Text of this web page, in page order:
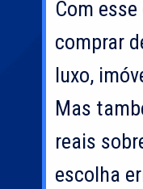
Com
comprar
luxo,
Mas
reais
escolha
Com
comprar
luxo,
Mas
reais
escolha